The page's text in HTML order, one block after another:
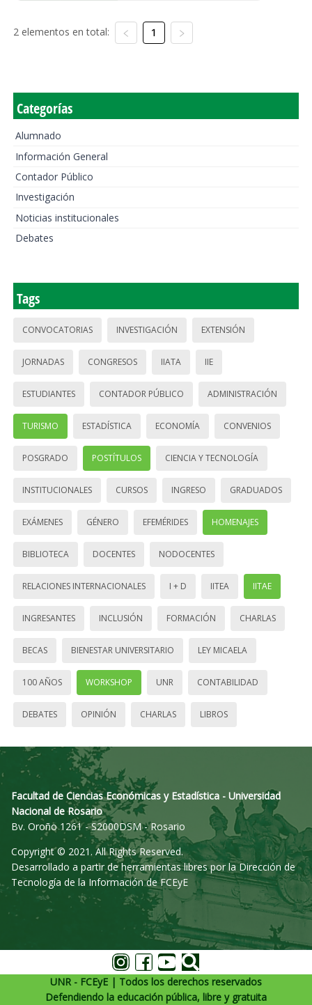
2 elementos en total: 1
Categorías
Alumnado
Información General
Contador Público
Investigación
Noticias institucionales
Debates
Tags
CONVOCATORIAS INVESTIGACIÓN EXTENSIÓN
JORNADAS CONGRESOS IIATA IIE
ESTUDIANTES CONTADOR PÚBLICO ADMINISTRACIÓN
TURISMO ESTADÍSTICA ECONOMÍA CONVENIOS
POSGRADO POSTÍTULOS CIENCIA Y TECNOLOGÍA
INSTITUCIONALES CURSOS INGRESO GRADUADOS
EXÁMENES GÉNERO EFEMÉRIDES HOMENAJES
BIBLIOTECA DOCENTES NODOCENTES
RELACIONES INTERNACIONALES I + D IITEA IITAE
INGRESANTES INCLUSIÓN FORMACIÓN CHARLAS
BECAS BIENESTAR UNIVERSITARIO LEY MICAELA
100 AÑOS WORKSHOP UNR CONTABILIDAD
DEBATES OPINIÓN CHARLAS LIBROS
Facultad de Ciencias Económicas y Estadística - Universidad
Nacional de Rosario
Bv. Oroño 1261 - S2000DSM - Rosario
Copyright © 2021. All Rights Reserved.
Desarrollado a partir de herramientas libres por la Dirección de
Tecnología de la Información de FCEyE
UNR - FCEyE | Todos los derechos reservados
Defendiendo la educación pública, libre y gratuita